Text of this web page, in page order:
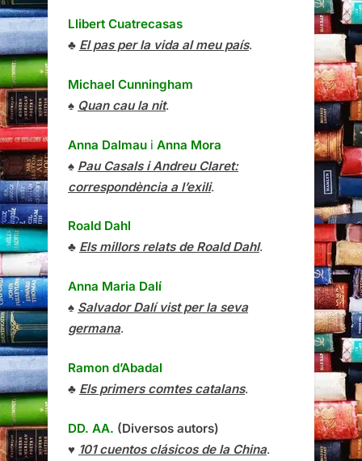
Llibert Cuatrecasas
♣ El pas per la vida al meu país.
Michael Cunningham
♠ Quan cau la nit.
Anna Dalmau i Anna Mora
♠ Pau Casals i Andreu Claret:
correspondència a l’exili.
Roald Dahl
♣ Els millors relats de Roald Dahl.
Anna Maria Dalí
♠ Salvador Dalí vist per la seva
germana.
Ramon d’Abadal
♣ Els primers comtes catalans.
DD. AA. (Diversos autors)
♥ 101 cuentos clásicos de la China.